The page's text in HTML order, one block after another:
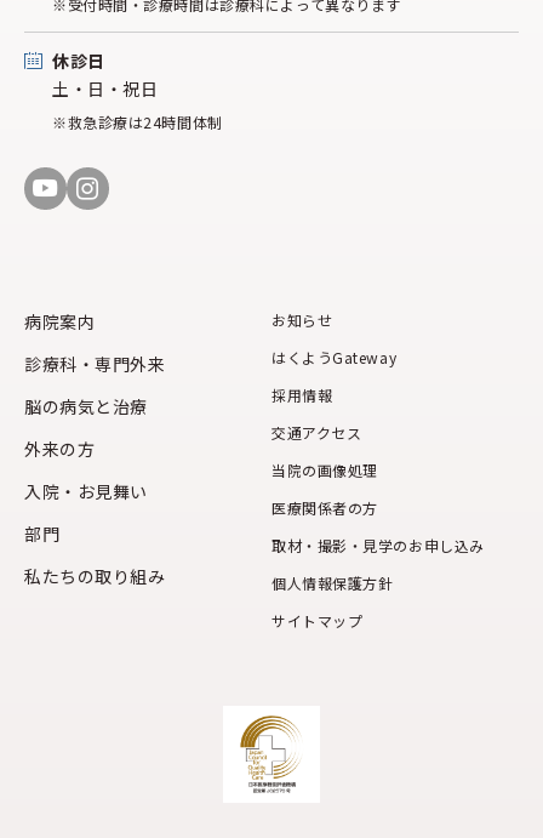
休診日
土・日・祝日
※救急診療は24時間体制
病院案内
診療科・専門外来
脳の病気と治療
外来の方
入院・お見舞い
部門
私たちの取り組み
お知らせ
はくようGateway
採用情報
交通アクセス
当院の画像処理
医療関係者の方
取材・撮影・見学のお申し込み
個人情報保護方針
サイトマップ